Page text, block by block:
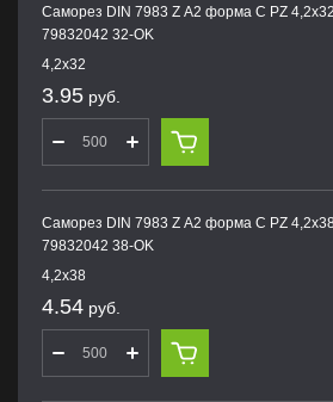
Саморез DIN 7983 Z А2 форма С PZ 4,2х32
79832042 32-OK
4,2х32
3.95 руб.
Саморез DIN 7983 Z А2 форма С PZ 4,2х38
79832042 38-OK
4,2х38
4.54 руб.